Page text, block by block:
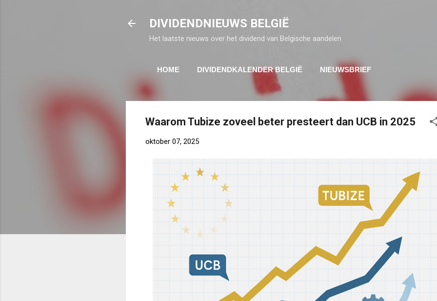
DIVIDENDNIEUWS BELGIË
Het laatste nieuws over het dividend van Belgische aandelen
HOME DIVIDENDKALENDER BELGIË NIEUWSBRIEF
Waarom Tubize zoveel beter presteert dan UCB in 2025
oktober 07, 2025